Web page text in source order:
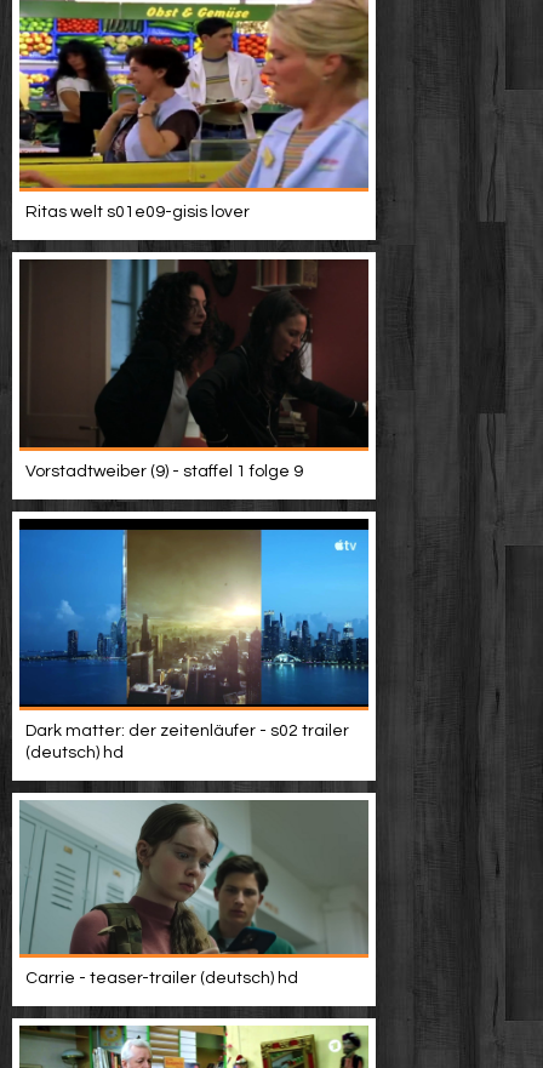
Ritas welt s01e09-gisis lover
Vorstadtweiber (9) - staffel 1 folge 9
Dark matter: der zeitenläufer - s02 trailer
(deutsch) hd
Carrie - teaser-trailer (deutsch) hd